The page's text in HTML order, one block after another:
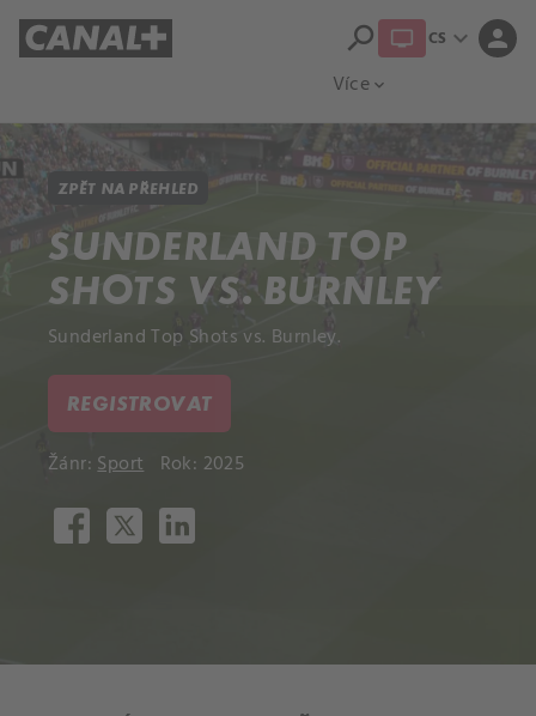
Více expand_more
search CS expand_more person
ZPĚT NA PŘEHLED
SUNDERLAND TOP
SHOTS VS. BURNLEY
Sunderland Top Shots vs. Burnley.
REGISTROVAT
Žánr:Sport Rok: 2025